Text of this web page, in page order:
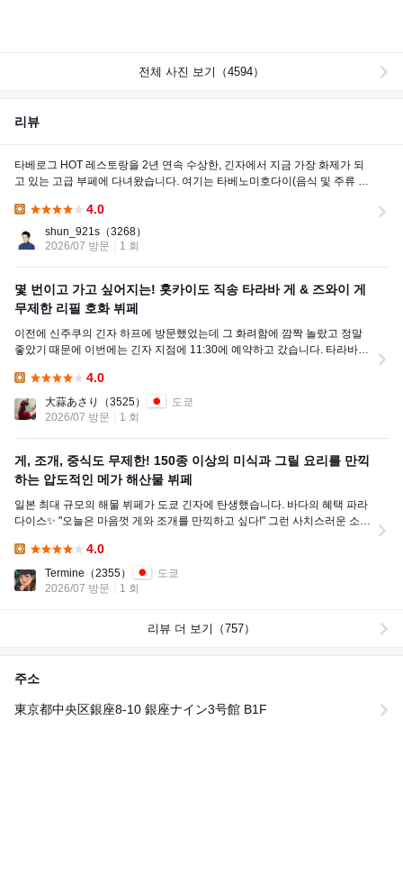
전체 사진 보기（4594）
리뷰
타베로그 HOT 레스토랑을 2년 연속 수상한, 긴자에서 지금 가장 화제가 되
고 있는 고급 부페에 다녀왔습니다. 여기는 타베노미호다이(음식 및 주류 무
4.0
shun_921s （3268）
2026/07 방문
1 회
몇 번이고 가고 싶어지는! 홋카이도 직송 타라바 게 & 즈와이 게
무제한 리필 호화 뷔페
이전에 신주쿠의 긴자 하프에 방문했었는데 그 화려함에 깜짝 놀랐고 정말
좋았기 때문에 이번에는 긴자 지점에 11:30에 예약하고 갔습니다. 타라바
4.0
大蒜あさり （3525）
도쿄
2026/07 방문
1 회
게, 조개, 중식도 무제한! 150종 이상의 미식과 그릴 요리를 만끽
하는 압도적인 메가 해산물 뷔페
일본 최대 규모의 해물 뷔페가 도쿄 긴자에 탄생했습니다. 바다의 혜택 파라
다이스✨ "오늘은 마음껏 게와 조개를 만끽하고 싶다!" 그런 사치스러운 소원
4.0
Termine （2355）
도쿄
2026/07 방문
1 회
리뷰 더 보기（757）
주소
東京都中央区銀座8-10 銀座ナイン3号館 B1F